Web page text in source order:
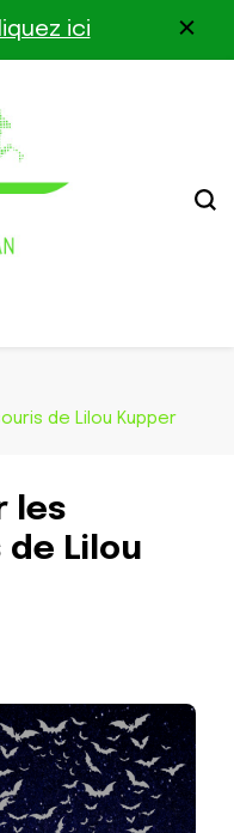
ici
de Lilou Kupper
les
Lilou